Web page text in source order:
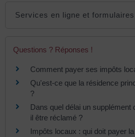
Services en ligne et formulaires
Questions ? Réponses !
Comment payer ses impôts
Qu'est-ce que la résidence
?
Dans quel délai un supplément
il être réclamé ?
Impôts locaux : qui doit payer